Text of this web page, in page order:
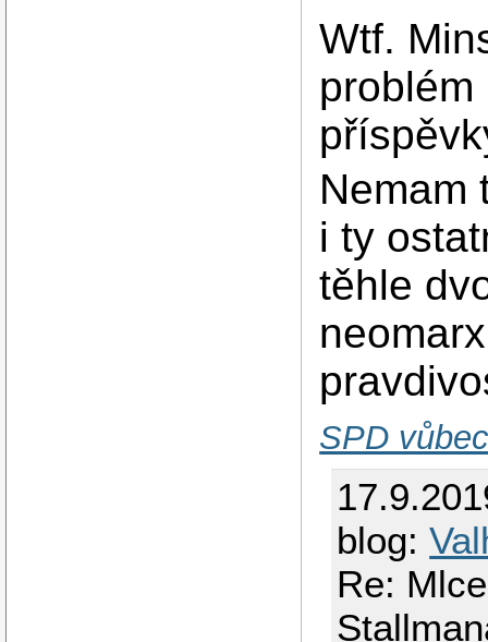
Wtf.
Nemam
i ty
těhle
SPD
blog:
Re: